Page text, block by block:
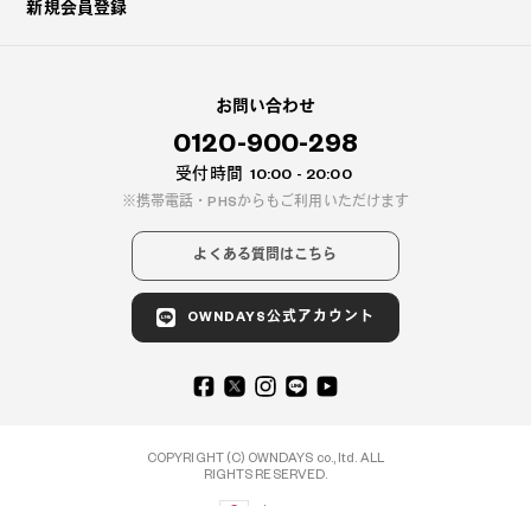
新規会員登録
お問い合わせ
0120-900-298
受付時間 10:00 - 20:00
携帯電話・PHSからもご利用いただけます
よくある質問はこちら
OWNDAYS公式アカウント
COPYRIGHT (C) OWNDAYS co., ltd. ALL
RIGHTS RESERVED.